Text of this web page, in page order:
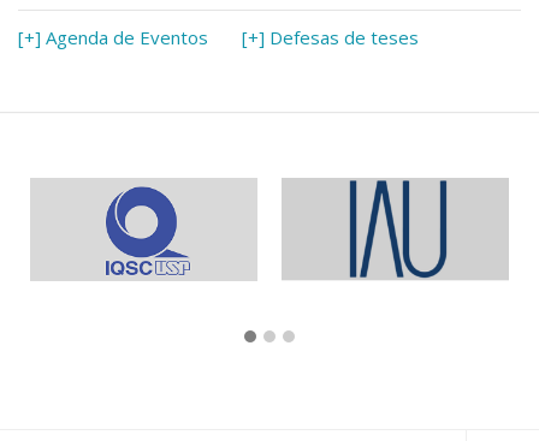
[+] Agenda de Eventos [+] Defesas de teses